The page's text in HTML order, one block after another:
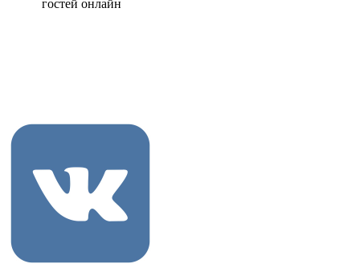
гостей онлайн